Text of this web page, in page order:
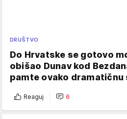
DRUŠTVO
Do Hrvatske se gotovo
obišao Dunav kod
pamte ovako dramatičnu
Reaguj 6